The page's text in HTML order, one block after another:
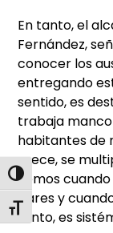
Alternar alto
Alternar tamaño
En tanto, el
Fernández,
conocer los
entregando
sentido, es
trabaja
habitantes de
crece, se
vemos
pares y
tanto, es